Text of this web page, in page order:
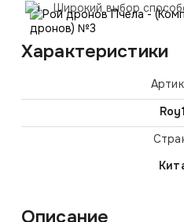
Широкий выбор
Характеристики
Описание